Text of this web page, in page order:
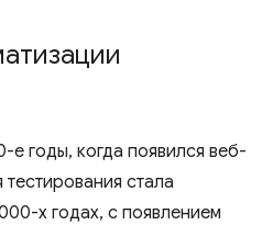
е годы, когда появился веб-
стала
х годах, с появлением